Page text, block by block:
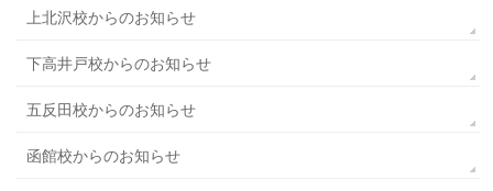
上北沢校からのお知らせ
下高井戸校からのお知らせ
五反田校からのお知らせ
函館校からのお知らせ